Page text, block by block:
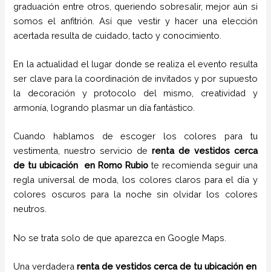
graduación entre otros, queriendo sobresalir, mejor aún si
somos el anfitrión. Así que vestir y hacer una elección
acertada resulta de cuidado, tacto y conocimiento.
En la actualidad el lugar donde se realiza el evento resulta
ser clave para la coordinación de invitados y por supuesto
la decoración y protocolo del mismo, creatividad y
armonía, logrando plasmar un día fantástico.
Cuando hablamos de escoger los colores para tu
vestimenta, nuestro servicio de renta de vestidos cerca
de tu ubicación en Romo Rubiote recomienda seguir una
regla universal de moda, los colores claros para el día y
colores oscuros para la noche sin olvidar los colores
neutros.
No se trata solo de que aparezca en Google Maps.
Una verdaderarenta de vestidos cerca de tu ubicación en